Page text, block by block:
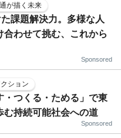
が描く未来
課題解決力。多様な人
合わせて挑む、これから
Sponsored
ション
・つくる・ためる」で東
む持続可能社会への道
Sponsored